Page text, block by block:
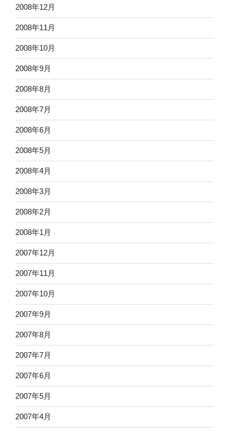
2008年12月
2008年11月
2008年10月
2008年9月
2008年8月
2008年7月
2008年6月
2008年5月
2008年4月
2008年3月
2008年2月
2008年1月
2007年12月
2007年11月
2007年10月
2007年9月
2007年8月
2007年7月
2007年6月
2007年5月
2007年4月